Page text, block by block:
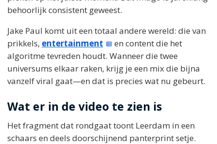
behoorlijk consistent geweest.
Jake Paul komt uit een totaal andere wereld: die van
prikkels, entertainment
en content die het
algoritme tevreden houdt. Wanneer die twee
universums elkaar raken, krijg je een mix die bijna
vanzelf viral gaat—en dat is precies wat nu gebeurt.
Wat er in de video te zien is
Het fragment dat rondgaat toont Leerdam in een
schaars en deels doorschijnend panterprint setje.